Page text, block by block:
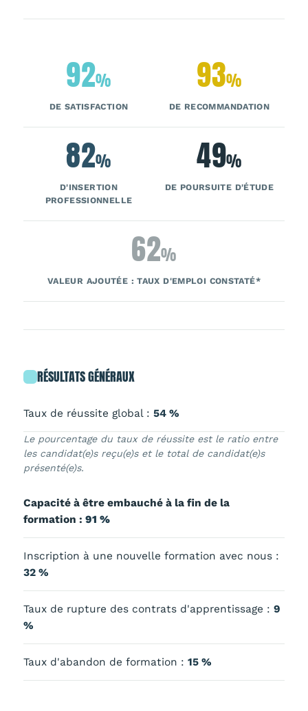
92%
DE SATISFACTION
93%
DE RECOMMANDATION
82%
D'INSERTION
PROFESSIONNELLE
49%
DE POURSUITE D'ÉTUDE
62%
VALEUR AJOUTÉE : TAUX D'EMPLOI CONSTATÉ*
RÉSULTATS GÉNÉRAUX
Taux de réussite global : 54 %
Le pourcentage du taux de réussite est le ratio entre
les candidat(e)s reçu(e)s et le total de candidat(e)s
présenté(e)s.
Capacité à être embauché à la fin de la
formation : 91 %
Inscription à une nouvelle formation avec nous :
32 %
Taux de rupture des contrats d'apprentissage : 9
%
Taux d'abandon de formation : 15 %